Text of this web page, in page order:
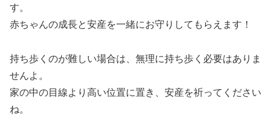
す。
赤ちゃんの成長と安産を一緒にお守りしてもらえます！
持ち歩くのが難しい場合は、無理に持ち歩く必要はありま
せんよ。
家の中の目線より高い位置に置き、安産を祈ってください
ね。